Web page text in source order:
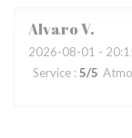
AlvaroV
2026-08-01 -
Service : 5/5